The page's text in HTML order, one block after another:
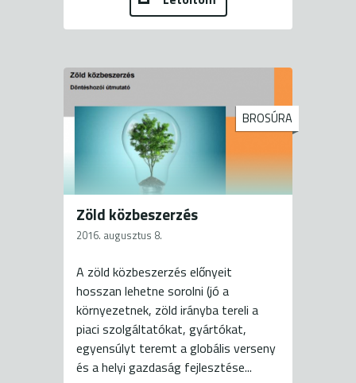
BROSÚRA
Zöld közbeszerzés
2016. augusztus 8.
A zöld közbeszerzés előnyeit
hosszan lehetne sorolni (jó a
környezetnek, zöld irányba tereli a
piaci szolgáltatókat, gyártókat,
egyensúlyt teremt a globális verseny
és a helyi gazdaság fejlesztése...